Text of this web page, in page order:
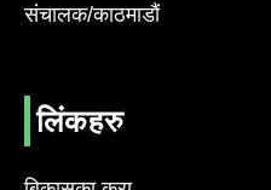
संचालक/काठमाडौं
लिंकहरु